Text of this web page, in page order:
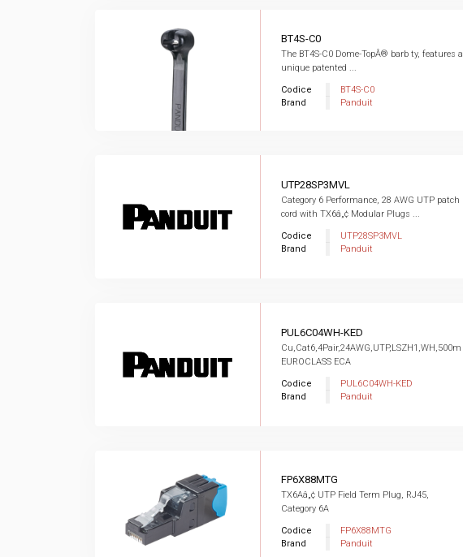
BT4S-C0
The BT4S-C0 Dome-TopÂ® barb ty, features a
unique patented ...
Codice
BT4S-C0
Brand
Panduit
UTP28SP3MVL
Category 6 Performance, 28 AWG UTP patch
cord with TX6â„¢ Modular Plugs ...
Codice
UTP28SP3MVL
Brand
Panduit
PUL6C04WH-KED
Cu,Cat6,4Pair,24AWG,UTP,LSZH1,WH,500m
EUROCLASS ECA
Codice
PUL6C04WH-KED
Brand
Panduit
FP6X88MTG
TX6Aâ„¢ UTP Field Term Plug, RJ45,
Category 6A
Codice
FP6X88MTG
Brand
Panduit